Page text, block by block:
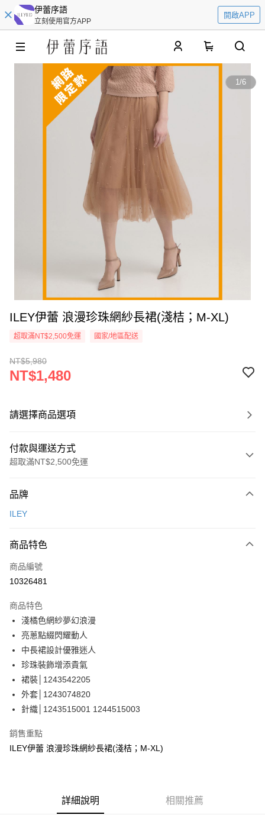
伊蕾序語
立刻使用官方APP
開啟APP
1/6
ILEY伊蕾 浪漫珍珠網紗長裙(淺桔；M-XL)
超取滿NT$2,500免運 國家/地區配送
NT$5,980
NT$1,480
請選擇商品選項
付款與運送方式
超取滿NT$2,500免運
信用卡一次付款
3 期 0 利率 每期
合作金庫商業銀行
上海商業儲蓄銀行
臺灣中小企業銀行
匯豐（台灣）商業銀行
聯邦商業銀行
元大商業銀行
玉山商業銀行
台新國際商業銀行
台灣樂天信用卡公司
超商取貨付款
LINE Pay
Apple Pay
街口支付
悠遊付
全盈+PAY
大哥付你分期
相關說明
1.本服務由台灣大哥大提供，台灣大哥大用戶可立即使用無須另外申請。
2.付款方式選擇「大哥付你分期」，訂單成立後會自動跳轉到大哥付的交易
消。如遇「轉專審核」未通過狀況，表示未達大哥付你分期系統評分，恕無
AFTEE先享後付
相關說明
２．便利：只要手機號碼，簡訊認證，即可結帳。
３．安心：先確認商品／服務後，再付款。
每筆NT$120，滿NT$2,500(含以上)免運費
品牌
ILEY
商品特色
商品編號
10326481
商品特色
淺橘色網紗夢幻浪漫
亮蔥點綴閃耀動人
中長裙設計優雅迷人
珍珠裝飾增添貴氣
裙裝│1243542205
外套│1243074820
針織│1243515001 1244515003
銷售重點
ILEY伊蕾 浪漫珍珠網紗長裙(淺桔；M-XL)
詳細說明 相關推薦